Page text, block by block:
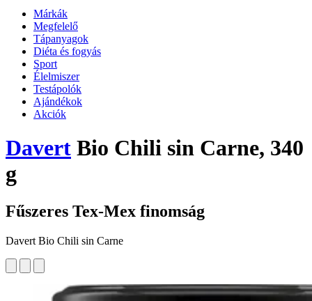
Márkák
Megfelelő
Tápanyagok
Diéta és fogyás
Sport
Élelmiszer
Testápolók
Ajándékok
Akciók
Davert Bio Chili sin Carne, 340
g
Fűszeres Tex-Mex finomság
Davert Bio Chili sin Carne